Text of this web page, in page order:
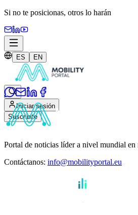
Si no te posicionas, otros lo harán
ES EN
Iniciar sesión
Suscribite
Portal de noticias líder a nivel mundial
Contáctanos: info@mobilityportal.eu